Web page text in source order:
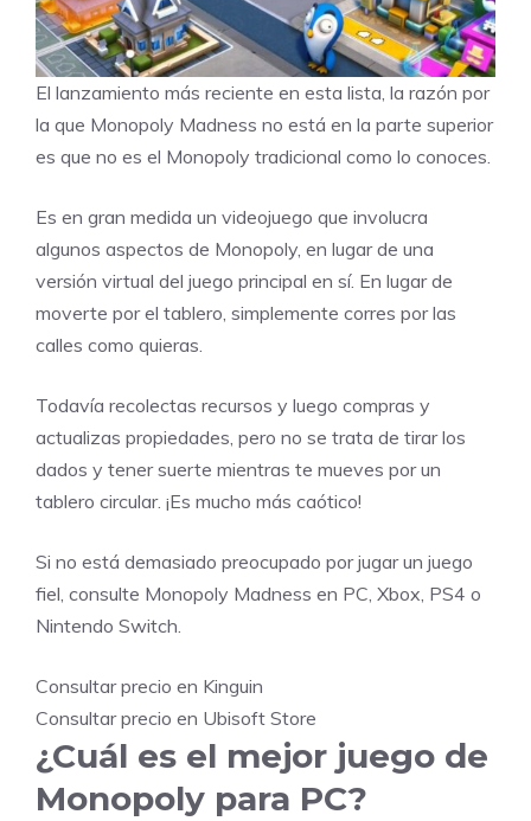
El lanzamiento más reciente en esta lista, la razón por
la que Monopoly Madness no está en la parte superior
es que no es el Monopoly tradicional como lo conoces.
Es en gran medida un videojuego que involucra
algunos aspectos de Monopoly, en lugar de una
versión virtual del juego principal en sí. En lugar de
moverte por el tablero, simplemente corres por las
calles como quieras.
Todavía recolectas recursos y luego compras y
actualizas propiedades, pero no se trata de tirar los
dados y tener suerte mientras te mueves por un
tablero circular. ¡Es mucho más caótico!
Si no está demasiado preocupado por jugar un juego
fiel, consulte Monopoly Madness en PC, Xbox, PS4 o
Nintendo Switch.
Consultar precio en Kinguin
Consultar precio en Ubisoft Store
¿Cuál es el mejor juego de
Monopoly para PC?